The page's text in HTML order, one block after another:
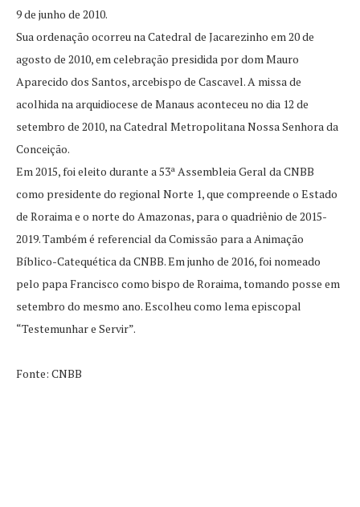
9 de junho de 2010.
Sua ordenação ocorreu na Catedral de Jacarezinho em 20 de
agosto de 2010, em celebração presidida por dom Mauro
Aparecido dos Santos, arcebispo de Cascavel. A missa de
acolhida na arquidiocese de Manaus aconteceu no dia 12 de
setembro de 2010, na Catedral Metropolitana Nossa Senhora da
Conceição.
Em 2015, foi eleito durante a 53ª Assembleia Geral da CNBB
como presidente do regional Norte 1, que compreende o Estado
de Roraima e o norte do Amazonas, para o quadriênio de 2015-
2019. Também é referencial da Comissão para a Animação
Bíblico-Catequética da CNBB. Em junho de 2016, foi nomeado
pelo papa Francisco como bispo de Roraima, tomando posse em
setembro do mesmo ano. Escolheu como lema episcopal
“Testemunhar e Servir”.
Fonte: CNBB